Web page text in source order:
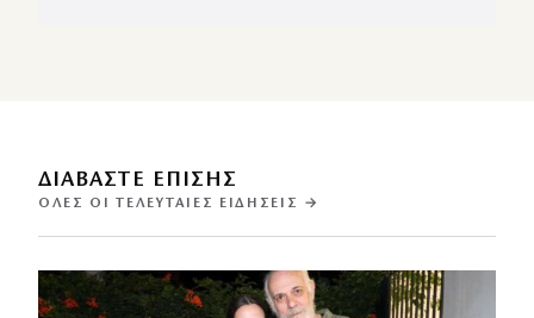
ΔΙΑΒΑΣΤΕ ΕΠΙΣΗΣ
ΌΛΕΣ ΟΙ ΤΕΛΕΥΤΑΊΕΣ ΕΙΔΉΣΕΙΣ →